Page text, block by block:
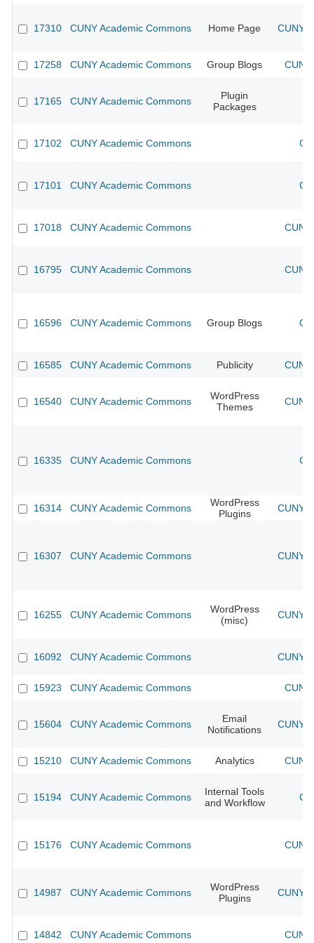
17310 CUNY Academic Commons Home Page CUNY
17258 CUNY Academic Commons Group Blogs
17165 CUNY Academic Commons
Plugin
Packages
17102 CUNY Academic Commons
17101 CUNY Academic Commons
17018 CUNY Academic Commons
16795 CUNY Academic Commons
16596 CUNY Academic Commons Group Blogs
16585 CUNY Academic Commons Publicity
16540 CUNY Academic Commons
WordPress
Themes
16335 CUNY Academic Commons
16314 CUNY Academic Commons
WordPress
Plugins
CUNY
16307 CUNY Academic Commons CUNY
16255 CUNY Academic Commons
WordPress
(misc)
CUNY
16092 CUNY Academic Commons CUNY
15923 CUNY Academic Commons
15604 CUNY Academic Commons
Email
Notifications
CUNY
15210 CUNY Academic Commons Analytics
15194 CUNY Academic Commons
Internal Tools
and Workflow
15176 CUNY Academic Commons
14987 CUNY Academic Commons
WordPress
Plugins
CUNY
14842 CUNY Academic Commons